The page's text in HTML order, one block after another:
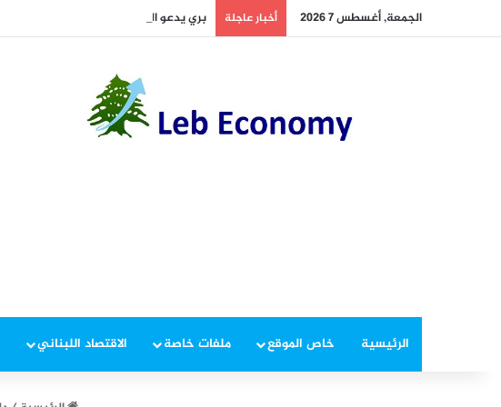
الجمعة, أغسطس 7 2026 أخبار عاجلة بري يدعو الى عقد جلسة عامة يومي الثلاثاء
الرئيسية خاص الموقع ملفات خاصة الاقتصاد اللبناني